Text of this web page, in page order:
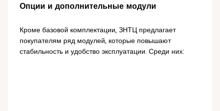
Опции и дополнительные модули
Кроме базовой комплектации, ЗНТЦ предлагает
покупателям ряд модулей, которые повышают
стабильность и удобство эксплуатации. Среди них: